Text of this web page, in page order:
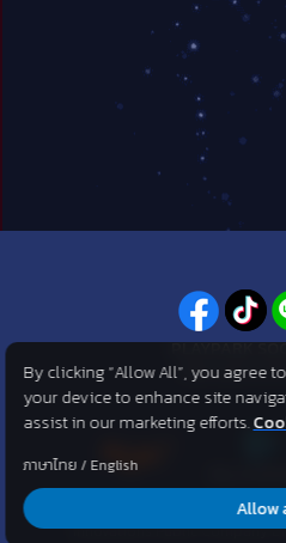
PLAYPARK
ไม่พลาดทุกข่าวสาร
©2007 KOG corporation . All
Innovations Public Company
By clicking “Allow All”, you agree
your device to enhance site
assist in our marketing efforts.
ภาษาไทย / English
Allow